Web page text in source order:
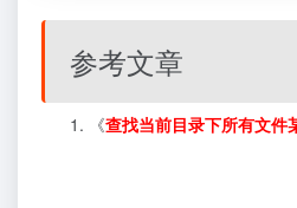
参考文章
《查找当前目录下所有文件